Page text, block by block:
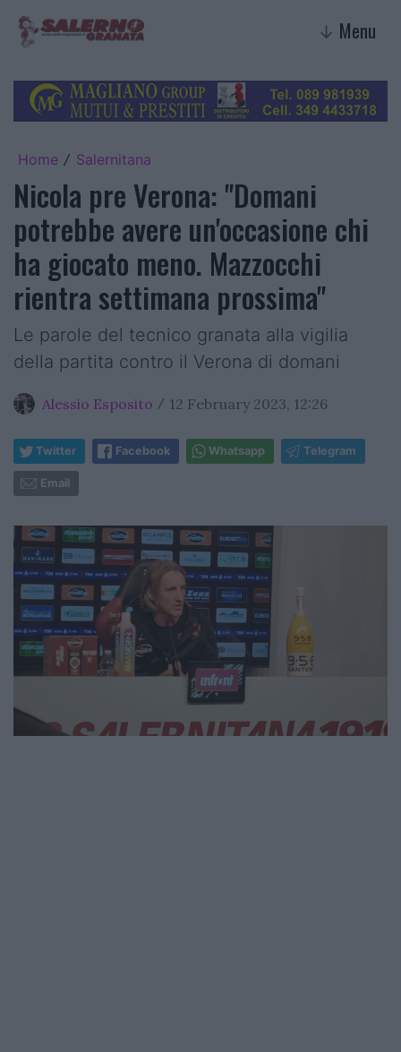
↓ Menu
Home / Salernitana
Nicola pre Verona: "Domani
potrebbe avere un'occasione chi
ha giocato meno. Mazzocchi
rientra settimana prossima"
Le parole del tecnico granata alla vigilia
della partita contro il Verona di domani
Alessio Esposito / 12 February 2023, 12:26
Twitter Facebook Whatsapp Telegram
Email